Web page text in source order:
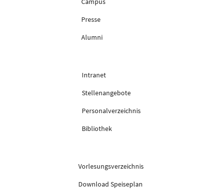
Presse
Alumni
Intranet
Stellenangebote
Personalverzeichnis
Bibliothek
Vorlesungsverzeichnis
Download Speiseplan